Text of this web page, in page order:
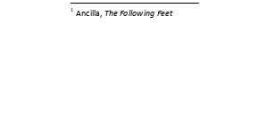
1
Ancilla, The Following Feet